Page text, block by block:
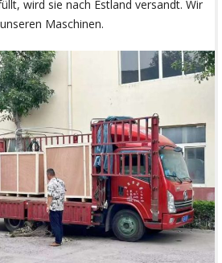
wird sie nach Estland versandt. Wir
Maschinen.